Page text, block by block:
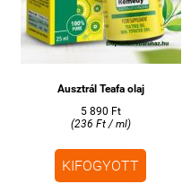
Ausztrál Teafa olaj
5 890 Ft
(236 Ft / ml)
KIFOGYOTT